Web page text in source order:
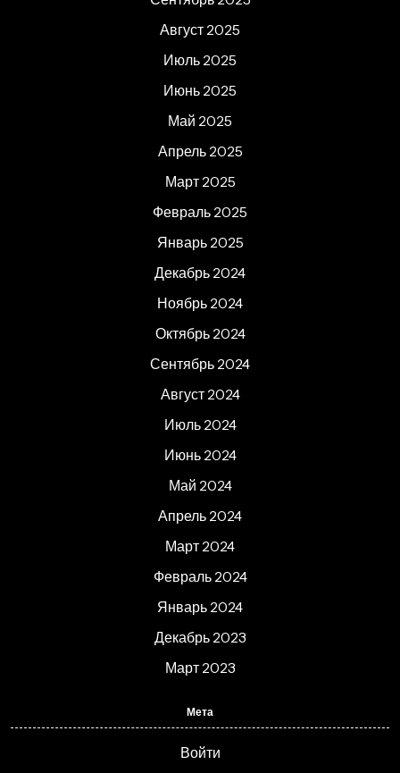
Август 2025
Июль 2025
Июнь 2025
Май 2025
Апрель 2025
Март 2025
Февраль 2025
Январь 2025
Декабрь 2024
Ноябрь 2024
Октябрь 2024
Сентябрь 2024
Август 2024
Июль 2024
Июнь 2024
Май 2024
Апрель 2024
Март 2024
Февраль 2024
Январь 2024
Декабрь 2023
Март 2023
Мета
Войти